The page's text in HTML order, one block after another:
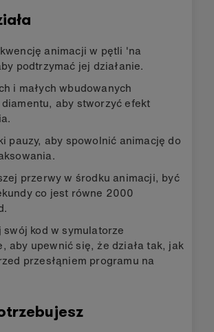
animacji w pętli 'na
podtrzymać jej działanie.
i małych wbudowanych
aby stworzyć efekt
pauzy, aby spowolnić animację do
przerwy w środku animacji, być
co jest równe 2000
swój kod w symulatorze
aby upewnić się, że działa tak, jak
przesłąniem programu na